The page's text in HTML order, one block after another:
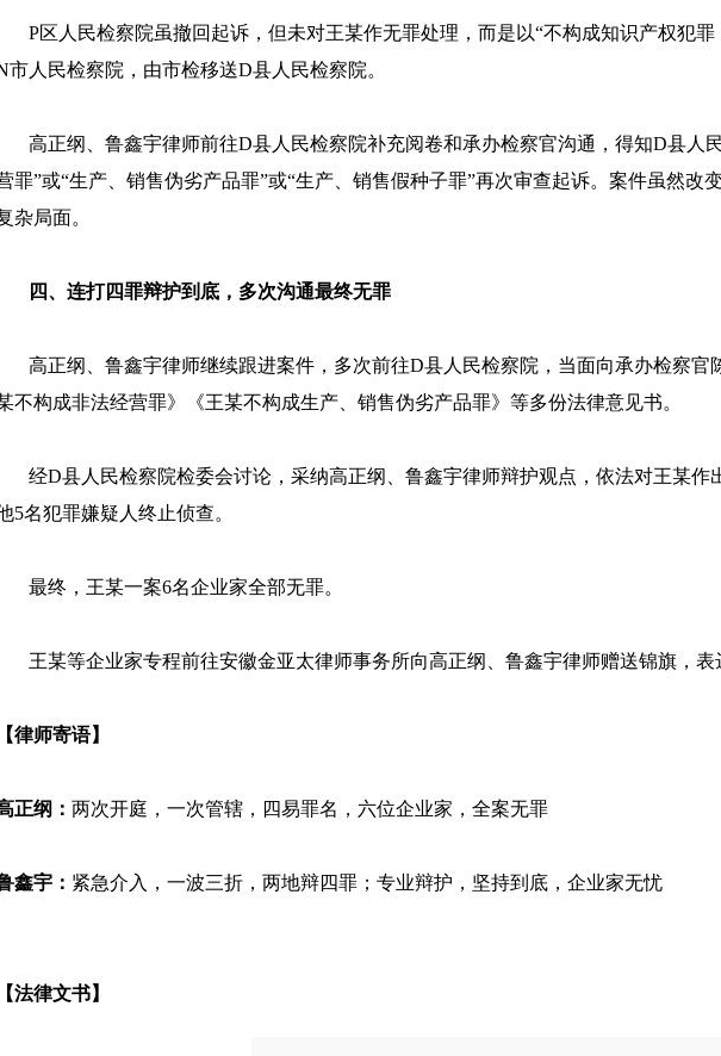
P区人民检察院虽撤回起诉，但未对王某作无罪处理，而是以“不构成知识产权犯罪
市人民检察院，由市检移送D县人民检察院。
高正纲、鲁鑫宇律师前往D县人民检察院补充阅卷和承办检察官沟通，得知D县人
罪”或“生产、销售伪劣产品罪”或“生产、销售假种子罪”再次审查起诉。案件虽然改
杂局面。
四、 连打四罪辩护到底 ，多次沟通最终无罪
高正纲、鲁鑫宇律师继续跟进案件，多次前往D县人民检察院，当面向承办检察官
不构成非法经营罪》《王某不构成生产、销售伪劣产品罪》等多份法律意见书。
经D县人民检察院检委会讨论，采纳高正纲、鲁鑫宇律师辩护观点，依法对王某作
5名犯罪嫌疑人终止侦查。
最终，王某一案6名企业家全部无罪。
王某等企业家专程前往安徽金亚太律师事务所向高正纲、鲁鑫宇律师赠送锦旗，表
【律师寄语】
正纲： 两次开庭，一次管辖，四易罪名，六位企业家，全案无罪
鑫宇： 紧急介入，一波三折，两地辩四罪；专业辩护，坚持到底，企业家无忧
【法律文书】